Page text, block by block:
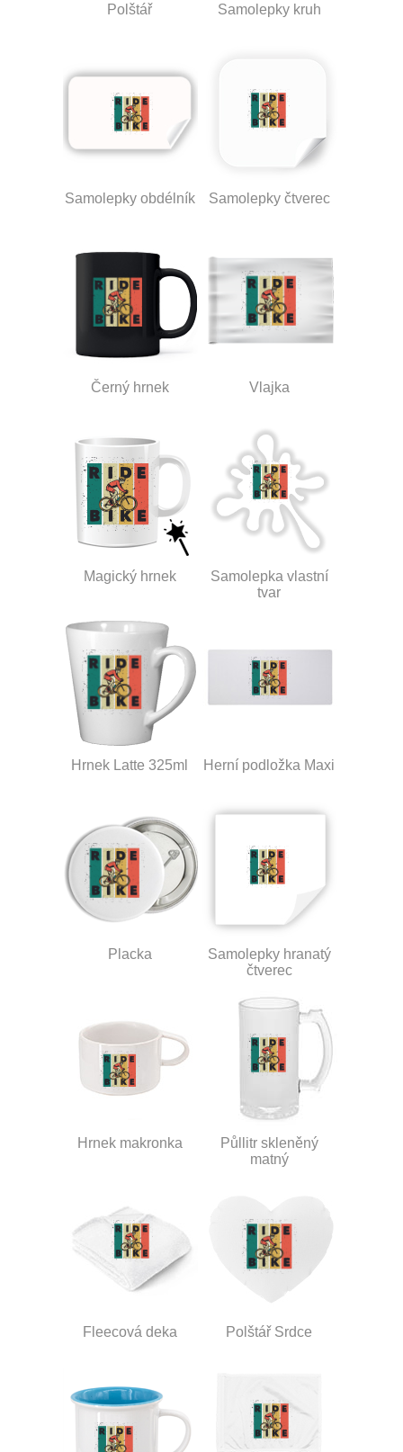
Polštář Samolepky kruh
Samolepky obdélník Samolepky čtverec
Černý hrnek Vlajka
Magický hrnek
Samolepka vlastní
tvar
Hrnek Latte 325ml Herní podložka Maxi
Placka
Samolepky hranatý
čtverec
Hrnek makronka
Půllitr skleněný
matný
Fleecová deka Polštář Srdce